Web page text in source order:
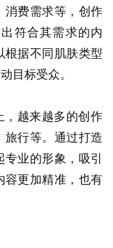
消费需求等，创作
符合其需求的内
据不同肌肤类型
目标受众。
，越来越多的创作
行等。通过打造
业的形象，吸引
容更加精准，也有